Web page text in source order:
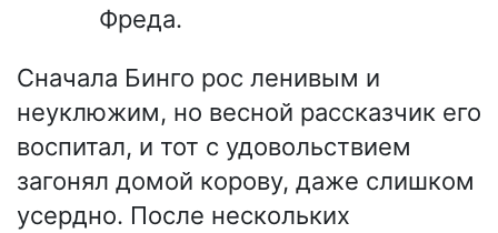
Фреда.
Сначала Бинго рос ленивым и
неуклюжим, но весной рассказчик его
воспитал, и тот с удовольствием
загонял домой корову, даже слишком
усердно. После нескольких